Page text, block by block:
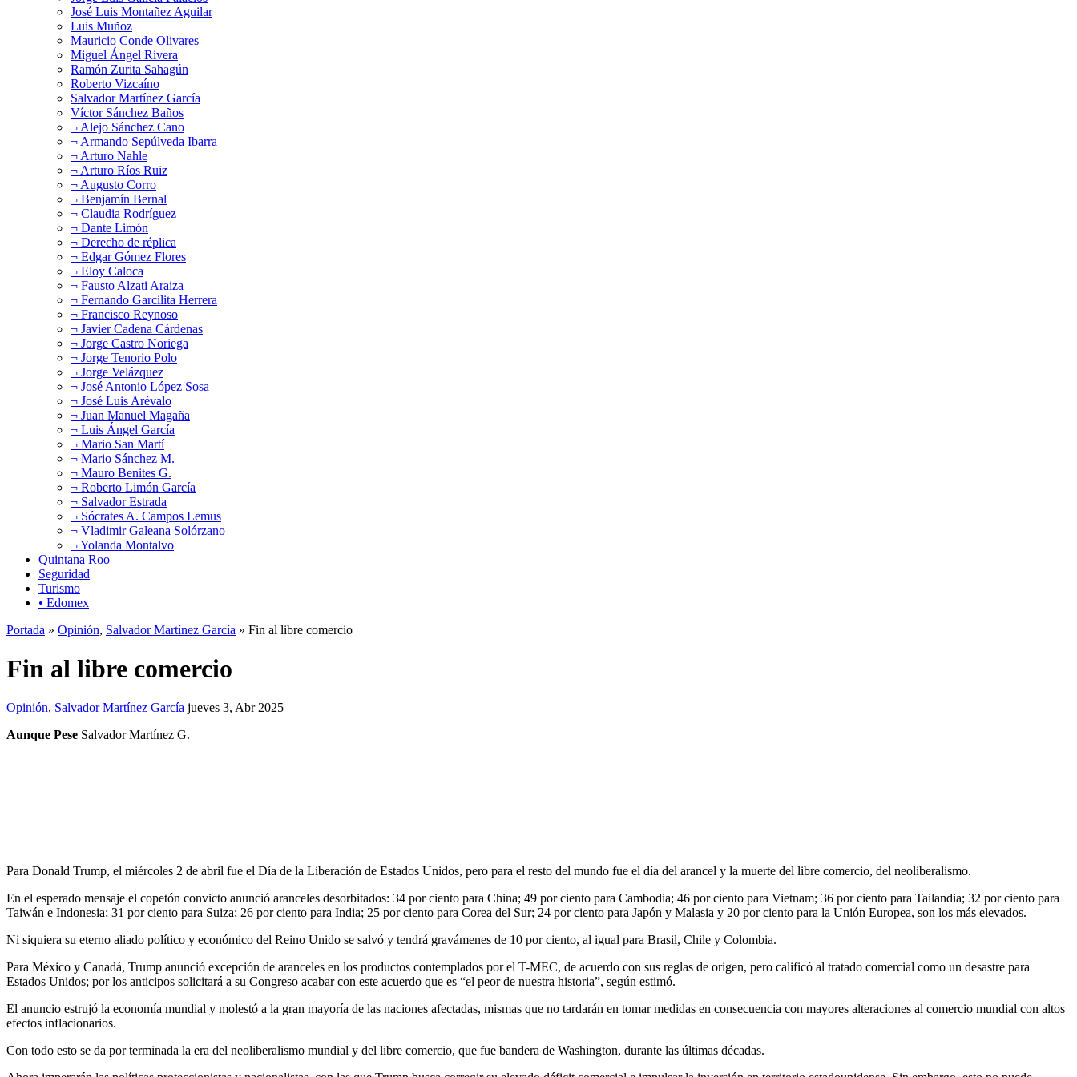
José Luis Montañez Aguilar
Luis Muñoz
Mauricio Conde Olivares
Miguel Ángel Rivera
Ramón Zurita Sahagún
Roberto Vizcaíno
Salvador Martínez García
Víctor Sánchez Baños
¬ Alejo Sánchez Cano
¬ Armando Sepúlveda Ibarra
¬ Arturo Nahle
¬ Arturo Ríos Ruiz
¬ Augusto Corro
¬ Benjamín Bernal
¬ Claudia Rodríguez
¬ Dante Limón
¬ Derecho de réplica
¬ Edgar Gómez Flores
¬ Eloy Caloca
¬ Fausto Alzati Araiza
¬ Fernando Garcilita Herrera
¬ Francisco Reynoso
¬ Javier Cadena Cárdenas
¬ Jorge Castro Noriega
¬ Jorge Tenorio Polo
¬ Jorge Velázquez
¬ José Antonio López Sosa
¬ José Luis Arévalo
¬ Juan Manuel Magaña
¬ Luis Ángel García
¬ Mario San Martí
¬ Mario Sánchez M.
¬ Mauro Benites G.
¬ Roberto Limón García
¬ Salvador Estrada
¬ Sócrates A. Campos Lemus
¬ Vladimir Galeana Solórzano
¬ Yolanda Montalvo
Quintana Roo
Seguridad
Turismo
• Edomex
Portada » Opinión, Salvador Martínez García » Fin al libre comercio
Fin al libre comercio
Opinión, Salvador Martínez García jueves 3, Abr 2025
Aunque Pese Salvador Martínez G.
Para Donald Trump, el miércoles 2 de abril fue el Día de la Liberación de Estados Unidos, pero para el resto del mundo fue el día del arancel y la muerte del libre comercio, del neoliberalismo.
En el esperado mensaje el copetón convicto anunció aranceles desorbitados: 34 por ciento para China; 49 por ciento para Cambodia; 46 por ciento para Vietnam; 36 por ciento para Tailandia; 32 por ciento para
Taiwán e Indonesia; 31 por ciento para Suiza; 26 por ciento para India; 25 por ciento para Corea del Sur; 24 por ciento para Japón y Malasia y 20 por ciento para la Unión Europea, son los más elevados.
Ni siquiera su eterno aliado político y económico del Reino Unido se salvó y tendrá gravámenes de 10 por ciento, al igual para Brasil, Chile y Colombia.
Para México y Canadá, Trump anunció excepción de aranceles en los productos contemplados por el T-MEC, de acuerdo con sus reglas de origen, pero calificó al tratado comercial como un desastre para
Estados Unidos; por los anticipos solicitará a su Congreso acabar con este acuerdo que es “el peor de nuestra historia”, según estimó.
El anuncio estrujó la economía mundial y molestó a la gran mayoría de las naciones afectadas, mismas que no tardarán en tomar medidas en consecuencia con mayores alteraciones al comercio mundial con altos
efectos inflacionarios.
Con todo esto se da por terminada la era del neoliberalismo mundial y del libre comercio, que fue bandera de Washington, durante las últimas décadas.